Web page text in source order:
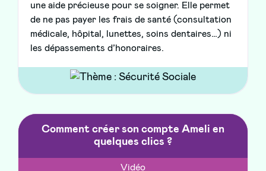
une aide précieuse pour se soigner. Elle permet
de ne pas payer les frais de santé (consultation
médicale, hôpital, lunettes, soins dentaires…) ni
les dépassements d’honoraires.
Comment créer son compte Ameli en
quelques clics ?
Vidéo